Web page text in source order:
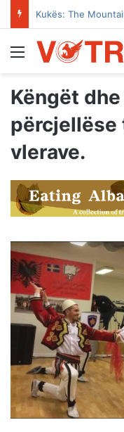
Kukës: The
Menu
Këngët
përcjellëse
vlerave.